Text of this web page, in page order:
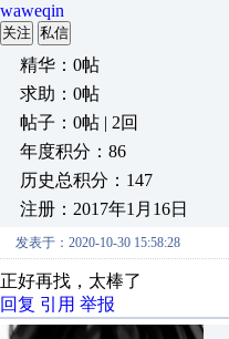
waweqin
关注 私信
精华：0帖
求助：0帖
帖子：0帖 | 2回
年度积分：86
历史总积分：147
注册：2017年1月16日
发表于：2020-10-30 15:58:28
正好再找，太棒了
回复 引用 举报